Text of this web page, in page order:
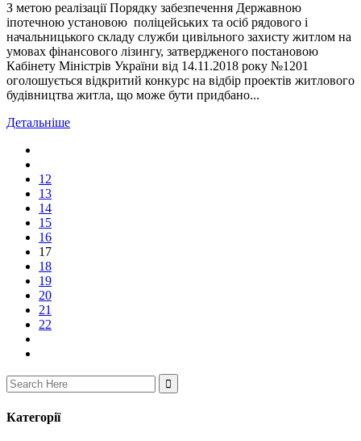
З метою реалізації Порядку забезпечення Державною
іпотечною установою поліцейських та осіб рядового і
начальницького складу служби цивільного захисту житлом на
умовах фінансового лізингу, затвердженого постановою
Кабінету Міністрів України від 14.11.2018 року №1201
оголошується відкритий конкурс на відбір проектів житлового
будівництва житла, що може бути придбано...
Детальніше
12
13
14
15
16
17
18
19
20
21
22
Search
for:
Категорії